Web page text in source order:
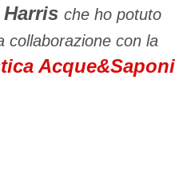
che ho potuto
collaborazione con la
Acque&Saponi